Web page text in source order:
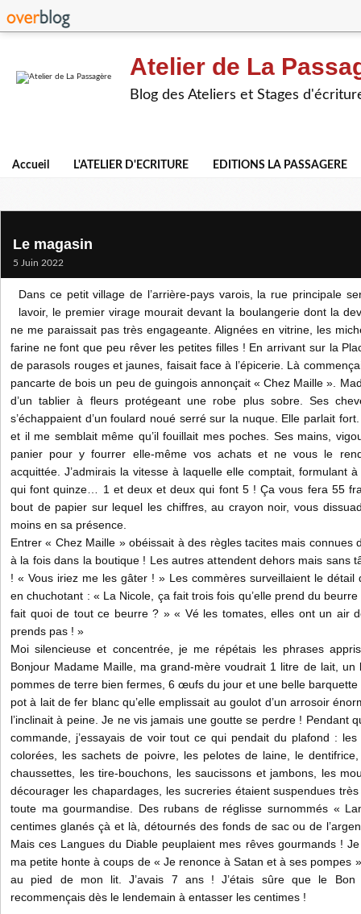
Atelier de La
Blog des Ateliers et Stages
Accueil L'ATELIER D'ECRITURE EDITIONS LA PASSAGERE
Le magasin
5 Juin 2022
Dans ce petit village de l’arrière-pays varois, la rue principale
lavoir, le premier virage mourait devant la boulangerie dont la
ne me paraissait pas très engageante. Alignées en vitrine, les
farine ne font que peu rêver les petites filles ! En arrivant sur la
de parasols rouges et jaunes, faisait face à l’épicerie. Là
pancarte de bois un peu de guingois annonçait « Chez Maille ».
d’un tablier à fleurs protégeant une robe plus sobre. Ses
s’échappaient d’un foulard noué serré sur la nuque. Elle parlait
et il me semblait même qu’il fouillait mes poches. Ses mains,
panier pour y fourrer elle-même vos achats et ne vous le
acquittée. J’admirais la vitesse à laquelle elle comptait, formulant
qui font quinze… 1 et deux et deux qui font 5 ! Ça vous fera 55
bout de papier sur lequel les chiffres, au crayon noir, vous
moins en sa présence.
Entrer « Chez Maille » obéissait à des règles tacites mais connues
à la fois dans la boutique ! Les autres attendent dehors mais sans
! « Vous iriez me les gâter ! » Les commères surveillaient le détail
en chuchotant : « La Nicole, ça fait trois fois qu’elle prend du
fait quoi de tout ce beurre ? » « Vé les tomates, elles ont un air
prends pas ! »
Moi silencieuse et concentrée, je me répétais les phrases
Bonjour Madame Maille, ma grand-mère voudrait 1 litre de lait,
pommes de terre bien fermes, 6 œufs du jour et une belle
pot à lait de fer blanc qu’elle emplissait au goulot d’un arrosoir
l’inclinait à peine. Je ne vis jamais une goutte se perdre ! Pendant
commande, j’essayais de voir tout ce qui pendait du plafond : les
colorées, les sachets de poivre, les pelotes de laine, le
chaussettes, les tire-bouchons, les saucissons et jambons, les
décourager les chapardages, les sucreries étaient suspendues
toute ma gourmandise. Des rubans de réglisse surnommés «
centimes glanés çà et là, détournés des fonds de sac ou de
Mais ces Langues du Diable peuplaient mes rêves gourmands !
ma petite honte à coups de « Je renonce à Satan et à ses pompes
au pied de mon lit. J’avais 7 ans ! J’étais sûre que le
recommençais dès le lendemain à entasser les centimes !